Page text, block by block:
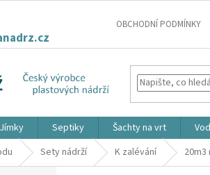
OBCHODNÍ PODMÍNKY
Jímky Septiky Šachty na vrt
Sety nádrží K zalévání 20m3